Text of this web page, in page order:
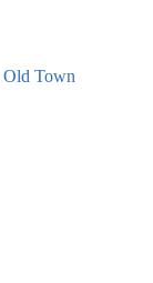
Old Town